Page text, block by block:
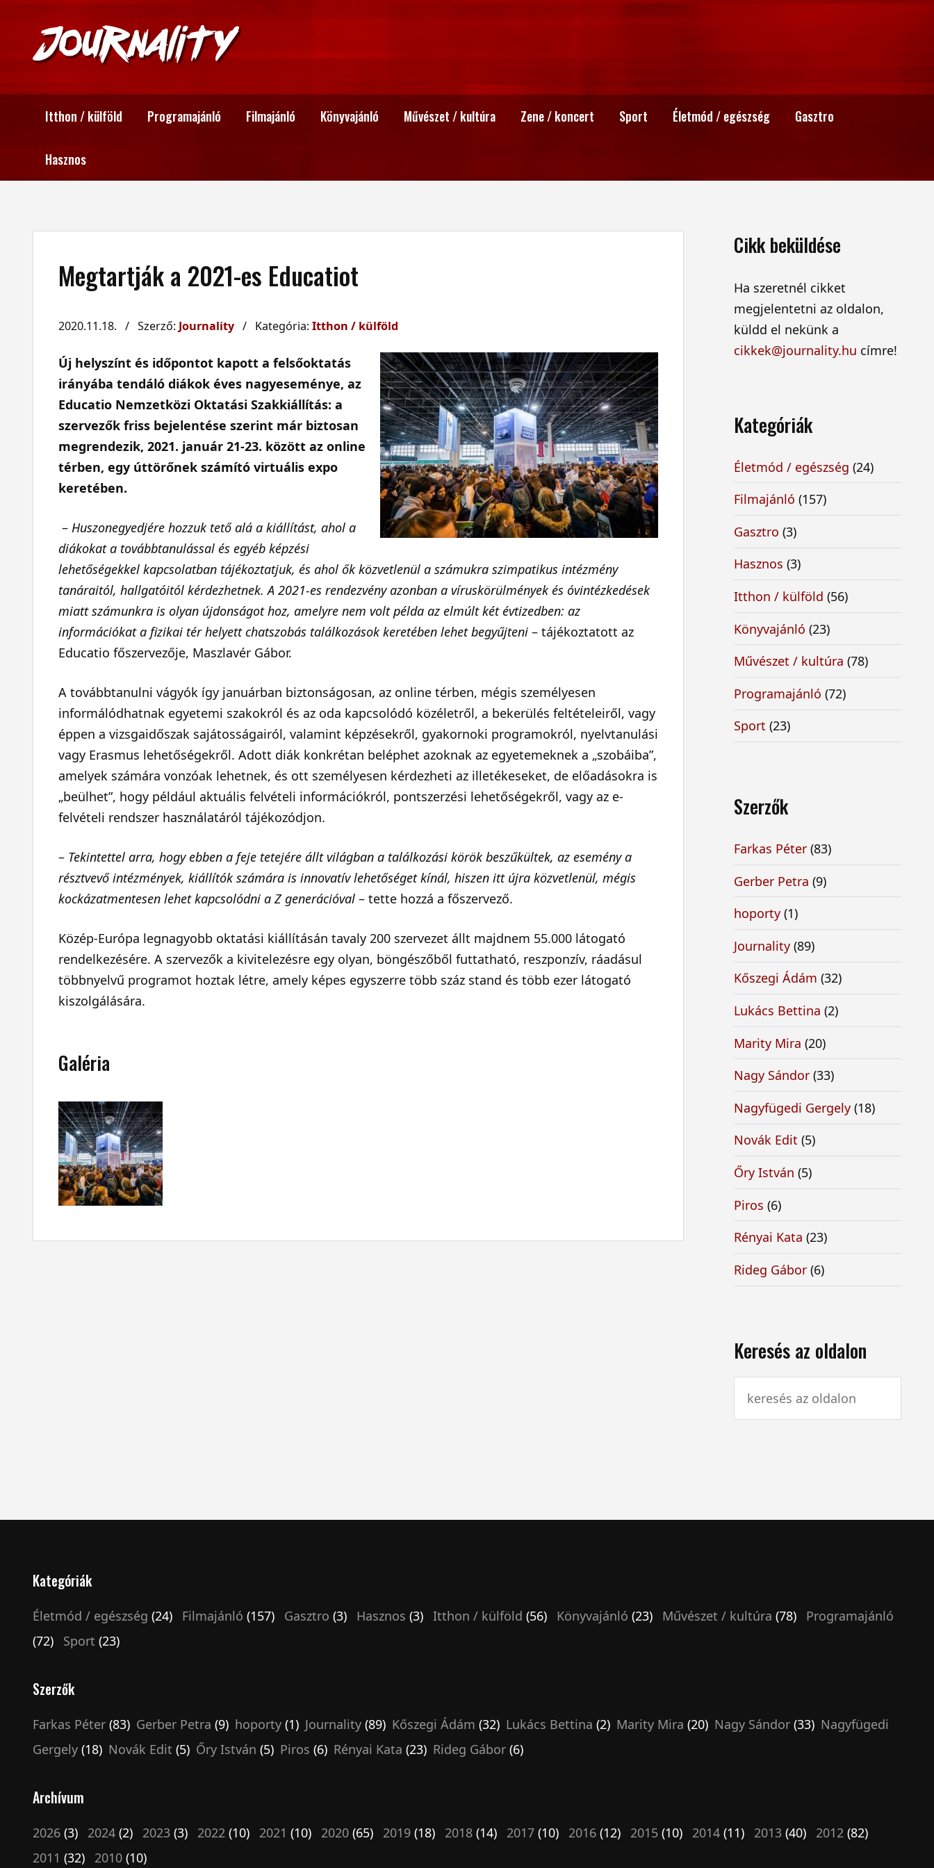
Itthon / külföld Programajánló Filmajánló Könyvajánló Művészet / kultúra Zene / koncert Sport Életmód / egészség Gasztro
Hasznos
Megtartják a 2021-es Educatiot
2020.11.18. / Szerző: Journality / Kategória:Itthon / külföld
Új helyszínt és időpontot kapott a felsőoktatás
irányába tendáló diákok éves nagyeseménye, az
Educatio Nemzetközi Oktatási Szakkiállítás: a
szervezők friss bejelentése szerint már biztosan
megrendezik, 2021. január 21-23. között az online
térben, egy úttörőnek számító virtuális expo
keretében.
–Huszonegyedjére hozzuk tető alá a kiállítást, ahol a
diákokat a továbbtanulással és egyéb képzési
lehetőségekkel kapcsolatban tájékoztatjuk, és ahol ők közvetlenül a számukra szimpatikus intézmény
tanáraitól, hallgatóitól kérdezhetnek. A 2021-es rendezvény azonban a víruskörülmények és óvintézkedések
miatt számunkra is olyan újdonságot hoz, amelyre nem volt példa az elmúlt két évtizedben: az
információkat a fizikai tér helyett chatszobás találkozások keretében lehet begyűjteni– tájékoztatott az
Educatio főszervezője, Maszlavér Gábor.
A továbbtanulni vágyók így januárban biztonságosan, az online térben, mégis személyesen
informálódhatnak egyetemi szakokról és az oda kapcsolódó közéletről, a bekerülés feltételeiről, vagy
éppen a vizsgaidőszak sajátosságairól, valamint képzésekről, gyakornoki programokról, nyelvtanulási
vagy Erasmus lehetőségekről. Adott diák konkrétan beléphet azoknak az egyetemeknek a „szobáiba”,
amelyek számára vonzóak lehetnek, és ott személyesen kérdezheti az illetékeseket, de előadásokra is
„beülhet”, hogy például aktuális felvételi információkról, pontszerzési lehetőségekről, vagy az e-
felvételi rendszer használatáról tájékozódjon.
– Tekintettel arra, hogy ebben a feje tetejére állt világban a találkozási körök beszűkültek, az esemény a
résztvevő intézmények, kiállítók számára is innovatív lehetőséget kínál, hiszen itt újra közvetlenül, mégis
kockázatmentesen lehet kapcsolódni a Z generációval – tette hozzá a főszervező.
Közép-Európa legnagyobb oktatási kiállításán tavaly 200 szervezet állt majdnem 55.000 látogató
rendelkezésére. A szervezők a kivitelezésre egy olyan, böngészőből futtatható, reszponzív, ráadásul
többnyelvű programot hoztak létre, amely képes egyszerre több száz stand és több ezer látogató
kiszolgálására.
Galéria
Cikk beküldése
Ha szeretnél cikket
megjelentetni az oldalon,
küldd el nekünk a
cikkek@journality.hu címre!
Kategóriák
Életmód / egészség (24)
Filmajánló (157)
Gasztro (3)
Hasznos (3)
Itthon / külföld (56)
Könyvajánló (23)
Művészet / kultúra (78)
Programajánló (72)
Sport (23)
Szerzők
Farkas Péter (83)
Gerber Petra (9)
hoporty (1)
Journality (89)
Kőszegi Ádám (32)
Lukács Bettina (2)
Marity Mira (20)
Nagy Sándor (33)
Nagyfügedi Gergely (18)
Novák Edit (5)
Őry István (5)
Piros (6)
Rényai Kata (23)
Rideg Gábor (6)
Keresés az oldalon
Kategóriák
Életmód / egészség (24) Filmajánló (157) Gasztro (3) Hasznos (3) Itthon / külföld (56) Könyvajánló (23) Művészet / kultúra (78)
Programajánló
(72)
Sport (23)
Szerzők
Farkas Péter (83) Gerber Petra (9) hoporty (1) Journality (89) Kőszegi Ádám (32) Lukács Bettina (2) Marity Mira (20) Nagy Sándor (33) Nagyfügedi
Gergely (18) Novák Edit (5) Őry István (5) Piros (6) Rényai Kata (23) Rideg Gábor (6)
Archívum
2026 (3) 2024 (2) 2023 (3) 2022 (10) 2021 (10) 2020 (65) 2019 (18) 2018 (14) 2017 (10) 2016 (12) 2015 (10) 2014 (11) 2013 (40) 2012 (82)
2011 (32) 2010 (10)